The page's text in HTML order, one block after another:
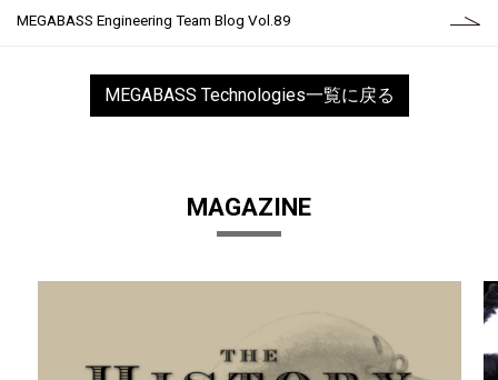
MEGABASS Engineering Team Blog Vol.89
MEGABASS Technologies一覧に戻る
MAGAZINE